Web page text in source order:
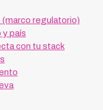
(marco regulatorio)
y país
con tu stack